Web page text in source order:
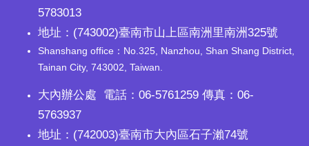
5783013
地址：(743002)臺南市山上區南洲里南洲325號
Shanshang office：No.325, Nanzhou, Shan Shang District,
Tainan City, 743002, Taiwan.
大內辦公處 電話：06-5761259 傳真：06-
5763937
地址：(742003)臺南市大內區石子瀨74號